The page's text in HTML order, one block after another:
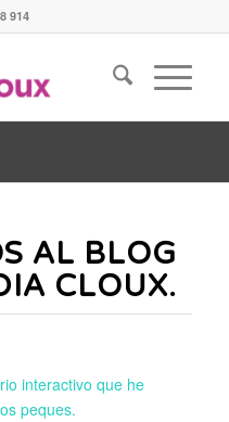
914
AL BLOG
CLOUX.
interactivo que he
peques.